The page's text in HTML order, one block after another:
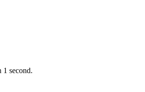
1 second.